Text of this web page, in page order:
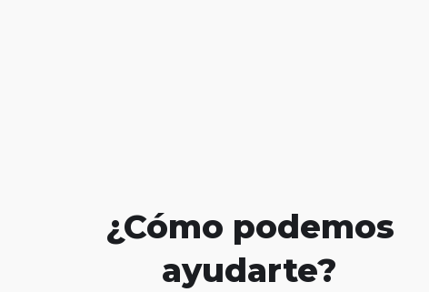
¿Cómo podemos
ayudarte?